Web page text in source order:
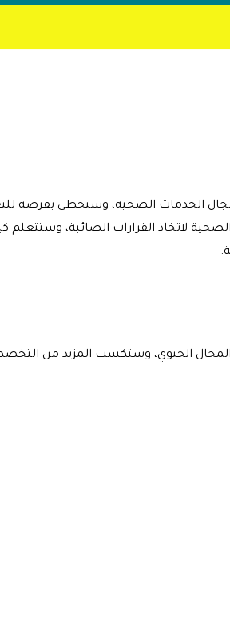
مجال الخدمات الصحية، وستحظى بفرصة
لاتخاذ القرارات الصائبة، وستتعلم
الحيوي، وستكسب المزيد من